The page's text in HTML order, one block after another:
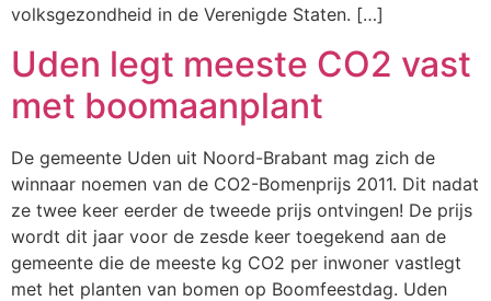
volksgezondheid in de Verenigde Staten. […]
Uden legt meeste CO2 vast
met boomaanplant
De gemeente Uden uit Noord-Brabant mag zich de
winnaar noemen van de CO2-Bomenprijs 2011. Dit nadat
ze twee keer eerder de tweede prijs ontvingen! De prijs
wordt dit jaar voor de zesde keer toegekend aan de
gemeente die de meeste kg CO2 per inwoner vastlegt
met het planten van bomen op Boomfeestdag. Uden